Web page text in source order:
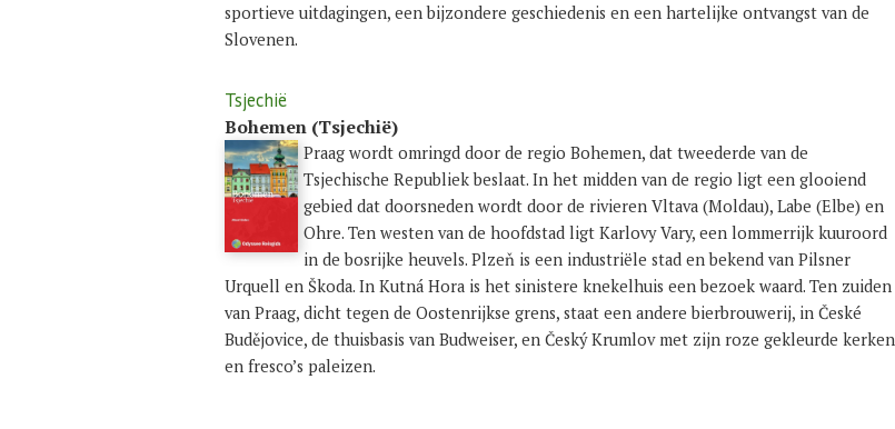
sportieve uitdagingen, een bijzondere geschiedenis en een hartelijke ontvangst van de
Slovenen.
Tsjechië
Bohemen (Tsjechië)
Praag wordt omringd door de regio Bohemen, dat tweederde van de
Tsjechische Republiek beslaat. In het midden van de regio ligt een glooiend
gebied dat doorsneden wordt door de rivieren Vltava (Moldau), Labe (Elbe) en
Ohre. Ten westen van de hoofdstad ligt Karlovy Vary, een lommerrijk kuuroord
in de bosrijke heuvels. Plzeň is een industriële stad en bekend van Pilsner
Urquell en Škoda. In Kutná Hora is het sinistere knekelhuis een bezoek waard. Ten zuiden
van Praag, dicht tegen de Oostenrijkse grens, staat een andere bierbrouwerij, in České
Budějovice, de thuisbasis van Budweiser, en Český Krumlov met zijn roze gekleurde kerken
en fresco’s paleizen.